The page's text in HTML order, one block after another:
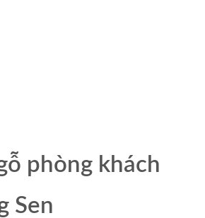
phòng khách
Sen